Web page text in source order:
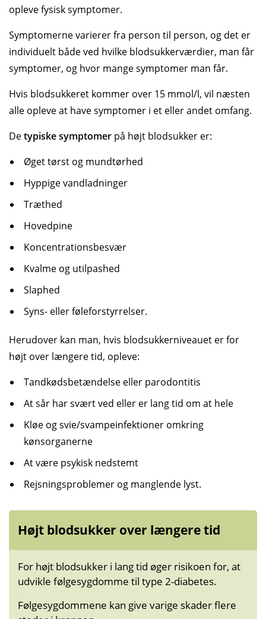
opleve fysisk symptomer.
Symptomerne varierer fra person til person, og det er
individuelt både ved hvilke blodsukkerværdier, man får
symptomer, og hvor mange symptomer man får.
Hvis blodsukkeret kommer over 15 mmol/l, vil næsten
alle opleve at have symptomer i et eller andet omfang.
Detypiske symptomer på højt blodsukker er:
Øget tørst og mundtørhed
Hyppige vandladninger
Træthed
Hovedpine
Koncentrationsbesvær
Kvalme og utilpashed
Slaphed
Syns- eller føleforstyrrelser.
Herudover kan man, hvis blodsukkerniveauet er for
højt over længere tid, opleve:
Tandkødsbetændelse eller parodontitis
At sår har svært ved eller er lang tid om at hele
Kløe og svie/svampeinfektioner omkring
kønsorganerne
At være psykisk nedstemt
Rejsningsproblemer og manglende lyst.
Højt blodsukker over længere tid
For højt blodsukker i lang tid øger risikoen for, at
udvikle følgesygdomme til type 2-diabetes.
Følgesygdommene kan give varige skader flere